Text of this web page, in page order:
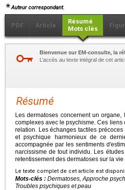
Auteur correspondant.
PDF Article
Résumé
Mots clés
Bienvenue sur EM-consulte, la
L’accès au texte intégral de cet
Résumé
Les dermatoses concernent un
complexes avec le psychisme. Ces
relation. Les échanges tactiles
et psychique harmonieux de ce
accompagnée par les sentiments
narcissisme de tout individu. Les
retentissement des dermatoses sur la
Le texte complet de cet article est
Mots-clés : Dermatoses, Approche
Troubles psychiques et peau